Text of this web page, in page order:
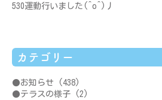
530運動行いました(^o^)丿
カテゴリー
お知らせ (438)
テラスの様子 (2)